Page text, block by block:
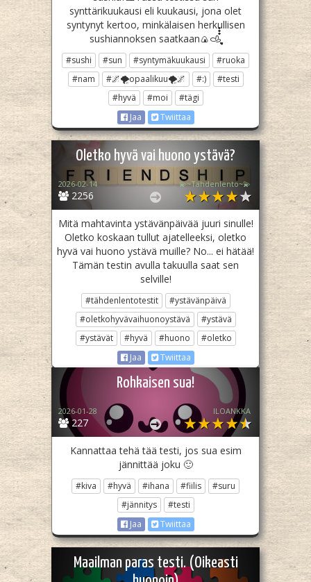
synttärikuukausi eli kuukausi, jona olet
syntynyt kertoo, minkälaisen herkullisen
sushiannoksen saatkaan🍙𐚁ֶֶֶֶֶֶֶֶֶֶֶֶֶֶֶֶֶֶֶֶֶֶֶֶֶֶֶֶֶֶֶֶֶֶֶֶֶֶֶֶֶֶֶֶֶֶֶֶֶֶֶֶֶֶֶֶֶֶֶֶֶֶֶֶֶֶֶֶֶֶֶֶֶֶֶֶֶֶֶֶֶֶֶֶֶֶֶֶֶֶֶֶֶֶֶֶֶֶֶֶֶֶֶֶֶֶֶֶֶֶֶֶֶֶֶֶֶֶֶֶֶֶֶֶֶֶֶֶֶֶֶֶֶֶֶֶֶֶֶֶֶֶֶֶֶֶֶֶֶֶֶֶֶֶֶֶֶֶֶֶֶֶֶֶֶֶֶֶֶֶֶֶֶֶֶֶֶֶֶֶֶֶֶֶֶֶֶֶֶֶֶֶֶֶֶֶֶֶֶֶֶֶֶֶֶֶֶֶֶֶֶֶֶֶֶֶֶֶֶֶֶֶֶֶֶֶֶֶֶֶֶֶֶֶֶֶֶֶֶֶֶֶֶֶֶֶֶֶֶֶֶֶֶֶֶֶֶֶֶֶֶֶֶֶֶֶֶֶֶֶֶֶֶֶֶֶֶֶֶֶֶֶֶֶֶֶֶֶֶֶֶֶֶֶֶֶֶֶֶֶֶֶֶֶֶֶֶֶֶֶֶֶֶֶֶֶֶֶֶֶֶֶֶֶֶֶֶֶֶֶֶֶֶֶֶֶֶֶֶֶֶֶֶֶֶֶֶֶֶֶֶֶֶֶֶֶֶֶֶֶֶֶֶֶֶֶֶֶֶֶֶֶֶֶֶֶֶֶֶֶֶֶֶֶֶֶֶֶֶֶֶֶֶֶֶֶֶֶֶֶֶֶֶֶֶֶֶֶֶֶֶֶֶֶֶֶֶֶֶֶֶֶֶֶֶֶֶֶֶֶֶֶֶֶֶֶֶֶֶֶֶֶֶֶֶָָָָָָָָָָָָָָָָָָָָָָָָָָָָָָָָָָָָָָָָָָָָָָָָָָָָָָָָָָָָָָָָָָָָָָָָָָָָָָָָָָָָָָָָָָָָָָָָָָָָָָָָָָָָָָָָָָָָָָָָָָָָָָָָָָָָָָָָָָָָָָָָָָָָָָָָָָָָָָָָָָָָָָָָָָָָָָָָָָָָָָָָָָָָָָָָָָָָָָָָָָָָָָָָָָָָָָָָָָָָָָָָָָָָָָָָָָָָָָָָָָָָָָָָָָָָָָָָָָָָָָָָָָָָָָָָָָָָָָָָָָָָָָָָָָָָָָָָָָָָָָָָָָָָָָָָָָָָָָָָָָָָָָָָָָָָָָָָָָָָָָָָָָָָָָָָָָָָָָָ๋๋๋๋๋๋๋๋๋๋๋๋๋๋๋๋๋๋๋๋๋๋๋๋๋๋๋๋๋๋๋๋๋๋๋๋๋๋๋๋๋๋๋๋๋๋๋๋๋๋๋๋๋๋๋๋๋๋๋๋๋๋๋๋๋๋๋๋๋๋๋๋๋๋๋๋๋๋๋๋๋๋๋๋๋๋๋๋๋๋๋๋๋๋๋๋๋๋๋๋๋๋๋๋๋๋๋๋๋๋๋๋๋๋๋๋๋๋๋๋๋๋๋๋๋๋๋๋๋๋๋๋๋๋๋๋๋๋๋๋๋๋๋๋๋๋๋๋๋๋๋๋๋๋๋๋๋๋๋๋๋๋๋๋๋๋๋๋๋๋๋๋๋๋๋๋๋๋๋๋๋๋๋๋๋๋๋๋๋๋๋๋๋๋๋๋๋๋๋๋๋๋๋๋๋๋๋๋๋๋๋๋๋๋๋๋๋๋๋๋๋๋๋๋๋๋๋๋๋๋๋๋๋๋๋๋๋๋๋๋๋๋๋๋๋๋๋๋๋๋๋๋๋๋๋๋๋๋๋๋๋๋๋๋๋๋๋๋๋๋๋๋๋๋๋๋๋๋๋๋๋๋๋๋๋๋๋๋๋๋๋๋๋๋๋๋๋๋๋๋๋๋๋๋๋๋๋๋๋๋๋๋๋๋๋๋๋๋๋๋๋๋๋๋๋๋๋๋๋๋๋๋๋๋๋๋๋๋๋๋๋๋๋๋๋๋๋๋๋๋๋๋๋๋๋๋๋๋๋๋๋๋๋๋๋๋๋๋๋๋๋๋๋๋๋๋๋๋๋๋๋๋๋๋๋๋๋๋๋๋๋๋๋๋๋๋๋๋๋๋๋๋๋๋๋๋๋๋๋๋๋๋๋๋๋๋๋๋๋๋๋๋๋๋๋๋๋๋๋๋๋๋๋๋๋๋๋๋๋๋๋๋๋๋๋๋๋๋๋๋๋๋๋๋๋๋๋๋๋๋๋๋๋๋๋๋๋๋๋๋๋๋๋๋๋๋๋๋๋๋๋๋๋๋๋๋๋๋๋๋๋๋๋๋๋๋๋๋๋๋๋๋๋๋๋๋๋๋๋๋๋๋๋๋๋๋๋๋๋๋๋๋๋๋๋๋๋๋๋๋๋๋๋๋๋๋๋๋๋๋๋๋๋๋๋๋๋๋๋๋๋๋๋๋๋๋๋๋๋๋๋๋๋๋๋๋๋๋๋๋๋๋๋๋๋๋๋๋๋๋๋๋๋๋๋๋๋๋๋๋๋๋๋๋๋๋๋๋๋๋๋๋๋๋๋๋๋๋๋๋๋๋๋๋๋๋๋๋๋๋๋๋๋๋๋๋๋๋๋๋๋๋๋๋๋๋๋๋๋๋๋๋๋๋๋๋๋๋๋๋๋๋๋๋๋๋๋๋๋๋๋๋๋๋๋๋๋๋๋๋๋๋๋๋๋๋๋๋๋๋๋๋๋๋๋๋๋๋๋๋๋๋๋๋๋๋๋๋๋๋๋๋๋๋๋๋๋๋๋๋๋๋๋๋๋๋๋๋๋๋๋๋๋๋๋๋๋๋๋๋๋๋๋๋๋๋๋๋๋๋๋๋๋๋๋๋๋๋๋๋๋๋๋๋๋๋๋๋๋๋๋๋๋๋๋๋๋๋๋๋๋๋๋๋๋๋๋๋๋๋๋๋๋๋๋๋๋๋๋๋๋๋๋๋๋๋๋๋๋๋๋๋๋๋๋๋๋๋๋๋๋๋๋๋๋๋๋๋๋๋๋๋๋๋๋๋๋๋๋๋๋๋๋๋๋๋๋๋๋๋๋๋๋๋๋๋๋๋๋๋๋๋๋๋๋๋๋๋๋๋๋๋๋๋๋๋๋๋๋๋๋๋๋๋๋๋๋๋๋๋๋๋๋๋๋๋๋๋๋๋๋๋๋๋๋๋๋๋๋๋๋๋๋๋๋๋๋๋๋๋๋๋๋๋๋๋๋๋๋๋࣭࣭࣭࣭࣭࣭࣭࣭࣭࣭࣭࣭࣭࣭࣭࣭࣭࣭࣭࣭࣭࣭࣭࣭࣭࣭࣭࣭࣭࣭࣭࣭࣭࣭࣭࣭࣭࣭࣭࣭࣭࣭࣭࣭࣭࣭࣭࣭࣭࣭࣭࣭࣭࣭࣭࣭࣭࣭࣭࣭࣭࣭࣭࣭࣭࣭࣭࣭࣭࣭࣭࣭࣭࣭࣭࣭࣭࣭࣭࣭࣭࣭࣭࣭࣭࣭࣭࣭࣭࣭࣭࣭࣭࣭࣭࣭࣭࣭࣭࣭࣭࣭࣭࣭࣭࣭࣭࣭࣭࣭࣭࣭࣭࣭࣭࣭࣭࣭࣭࣭࣭࣭࣭࣭࣭࣭࣭࣭࣭࣭࣭࣭࣭࣭࣭࣭࣭࣭࣭࣭࣭࣭࣭࣭࣭࣭࣭࣭࣭࣭࣭࣭࣭࣭࣭࣭࣭࣭࣭࣭࣭࣭࣭࣭࣭࣭࣭࣭࣭࣭࣭࣭࣭࣭࣭࣭࣭࣭࣭࣭࣭࣭࣭࣭࣭࣭࣭࣭࣭࣭࣭࣭࣭࣭࣭࣭࣭࣭࣭࣭࣭࣭࣭࣭࣭࣭࣭࣭࣭࣭࣭࣭࣭࣭࣭࣭࣭࣭࣭࣭࣭࣭࣭࣭࣭࣭࣭࣭࣭࣭࣭࣭࣭࣭࣭࣭࣭࣭࣭࣭࣭࣭࣭࣭࣭࣭࣭࣭࣭࣭࣭࣭࣭࣭࣭࣭࣭࣭࣭࣭࣭࣭࣭࣭࣭࣭࣭࣭࣭࣭࣭࣭࣭࣭࣭࣭࣭࣭࣭࣭࣭࣭࣭࣭࣭࣭࣭࣭࣭࣭࣭࣭࣭࣭࣭࣭࣭࣭࣭࣭࣭࣭࣭࣭࣭࣭࣭࣭࣭࣭࣭࣭࣭࣭࣭࣭࣭࣭࣭࣭࣭࣭࣭࣭࣭࣭࣭࣭࣭࣭࣭࣭࣭࣭࣭࣭࣭࣭࣭࣭࣭࣭࣭࣭࣭࣭࣭࣭࣭࣭࣭࣭࣭࣭࣭࣭࣭࣭࣭࣭࣭࣭࣭࣭࣭࣭࣭࣭࣭࣭࣭࣭࣭࣭࣭࣭࣭࣭࣭࣭࣭࣭࣭࣭࣭࣭࣭࣭࣭࣭࣭࣭࣭࣭࣭࣭࣭࣭࣭࣭࣭࣭࣭࣭࣭࣭࣭࣭࣭࣭࣭࣭࣭࣭࣭࣭࣭࣭࣭࣭࣭࣭࣭࣭࣭࣭࣭࣭࣭࣭࣭࣭࣭࣭࣭࣭࣭࣭࣭࣭࣭࣭࣭࣭࣭࣭࣭࣭࣭࣭࣭࣭࣭࣭࣭࣭࣭࣭࣭࣭࣭࣭࣭࣭࣭࣭࣭࣭࣭࣭࣭࣭࣭࣭࣭࣭࣭࣭࣭࣭࣭࣭࣭࣭࣭࣭࣭࣭࣭࣭࣭࣭࣭࣭࣭࣭࣭࣭࣭࣭࣭࣭࣭࣭࣭࣭࣭࣭࣭࣭࣭࣭࣭࣭࣭࣭࣭࣭࣭࣭࣭࣭࣭࣭࣭࣭࣭࣭࣭࣭࣭࣭࣭֢֢֢֢֢֢֢֢֢֢֢֢֢֢֢֢֢֢֢֢֢֢֢֢֢֢֢֢֢֢֢֢֢֢֢֢֢֢֢֢֢֢֢֢֢֢֢֢֢֢֢֢֢֢֢֢֢֢֢֢֢֢֢֢֢֢֢֢֢֢֢֢֢֢֢֢֢֢֢֢֢֢֢֢֢֢֢֢֢֢֢֢֢֢֢֢֢֢֢֢֢֢֢֢֢֢֢֢֢֢֢֢֢֢֢֢֢֢֢֢֢֢֢֢֢֢֢֢֢֢֢֢֢֢֢֢֢֢֢֢֢֢֢֢֢֢֢֢֢֢֢֢֢֢֢֢֢֢֢֢֢֢֢֢֢֢֢֢֢֢֢֢֢֢֢֢֢֢֢֢֢֢֢֢֢֢֢֢֢֢֢֢֢֢֢֢֢֢֢֢֢֢֢֢֢֢֢֢֢֢֢֢֢֢֢֢֢֢֢֢֢֢
#sushi #sun #syntymäkuukausi
#ruoka
#nam
#🌌🌪opaalikuu🌪🌌 #:)
#testi
#hyvä
#moi
#tägi
Jaa
Twiittaa
Oletko hyvä vai huono ystävä?
2256
2026-02-14 💫~Tähdenlento~💫
Mitä mahtavinta ystävänpäivää juuri sinulle!
Oletko koskaan tullut ajatelleeksi, oletko
hyvä vai huono ystävä muille? No... ei hätää!
Tämän testin avulla takuulla saat sen
selville!
#tähdenlentotestit
#ystävänpäivä
#oletkohyvävaihuonoystävä
#ystävä
#ystävät
#hyvä #huono
#oletko
Jaa
Twiittaa
Rohkaisen sua!
227
2026-01-28 ILOANKKA
Kannattaa tehä tää testi, jos sua esim
jännittää joku 🙂
#kiva #hyvä #ihana #fiilis
#suru
#jännitys
#testi
Jaa
Twiittaa
Maailman paras testi. (Oikeasti